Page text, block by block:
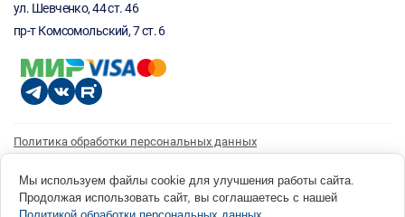
ул. Шевченко, 44 ст. 46
пр-т Комсомольский, 7 ст. 6
Политика обработки персональных данных
Согласие на получение рассылки
© 1996 - 2026 инструмент парк «Мастер Плюс» Россия, г. Томск, ул. Шевченко, 44 ст. 46, (3822) 52-34-
Мы используем файлы cookie для улучшения работы сайта.
Продолжая использовать сайт, вы соглашаетесь с нашей